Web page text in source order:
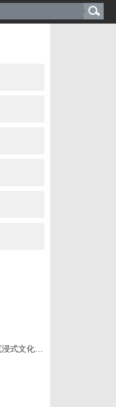
山东通过文化IP活化利用 打造可感可触的沉浸式文化体验